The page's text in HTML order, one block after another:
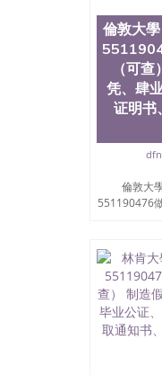
机构
认证办
1857
中心，
茅的毕
合性
位、声
计系
机会
(UC)，
学座
子工
也吸
定金下
部做成
网上可
证），
科学
倫敦大
（可
凭、肆
证明书
倫敦大
551190476